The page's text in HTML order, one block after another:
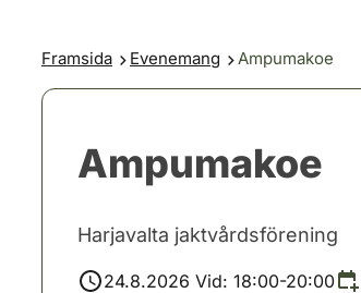
Framsida Evenemang Ampumakoe
Ampumakoe
Harjavalta jaktvårdsförening
24.8.2026 Vid: 18:00-20:00